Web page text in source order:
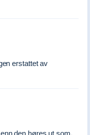
erstattet av
den høres ut som.